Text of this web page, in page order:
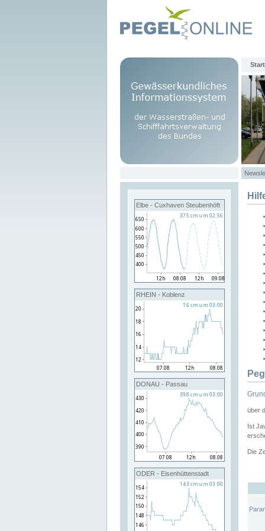
Start
Elbe - Cuxhaven Steubenhöft
RHEIN - Koblenz
DONAU - Passau
ODER - Eisenhüttenstadt
über
Ist
Die